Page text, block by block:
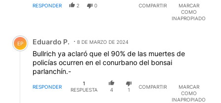
RESPONDER 2 0 COMPARTIR
MARCAR
COMO
INAPROPIADO
Comentario de Eduardo P..
EP Eduardo P. 8 DE MARZO DE 2024
Bullrich ya aclaró que el 90% de las muertes de
policías ocurren en el conurbano del bonsai
parlanchín.-
RESPONDER
1
RESPUESTA
4 1
COMPARTIR
MARCAR
COMO
INAPROPIADO